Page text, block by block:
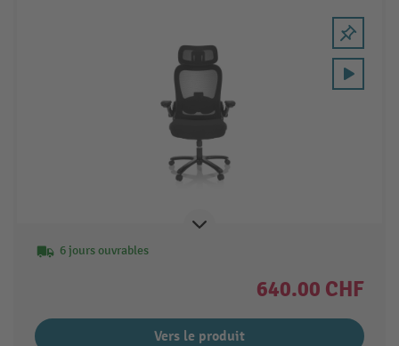
6 jours ouvrables
640.00 CHF
Vers le produit